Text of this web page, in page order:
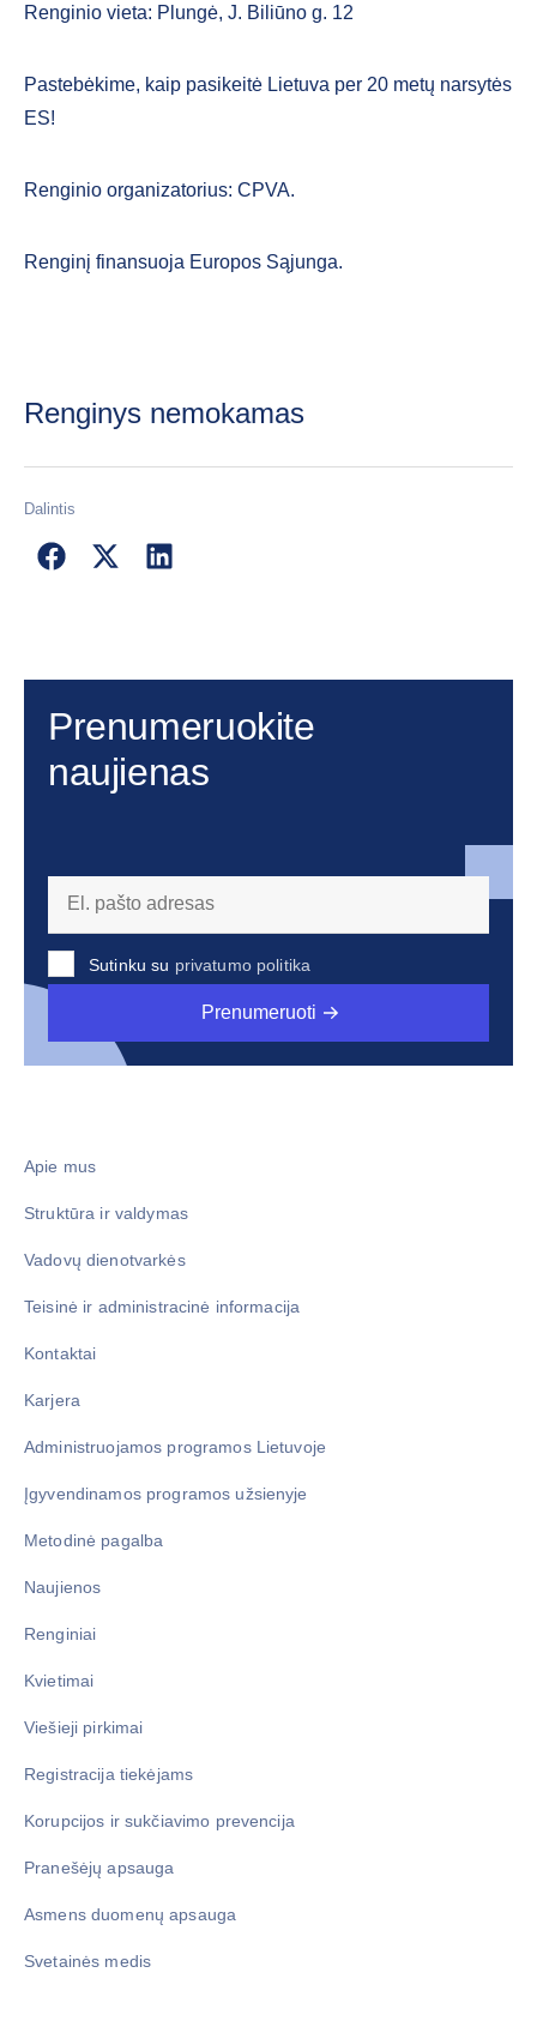
Renginio vieta: Plungė, J. Biliūno g. 12
Pastebėkime, kaip pasikeitė Lietuva per 20 metų narsytės
ES!
Renginio organizatorius: CPVA.
Renginį finansuoja Europos Sąjunga.
Renginys nemokamas
Dalintis
Prenumeruokite
naujienas
Sutinku su privatumo politika
Prenumeruoti
Apie mus
Struktūra ir valdymas
Vadovų dienotvarkės
Teisinė ir administracinė informacija
Kontaktai
Karjera
Administruojamos programos Lietuvoje
Įgyvendinamos programos užsienyje
Metodinė pagalba
Naujienos
Renginiai
Kvietimai
Viešieji pirkimai
Registracija tiekėjams
Korupcijos ir sukčiavimo prevencija
Pranešėjų apsauga
Asmens duomenų apsauga
Svetainės medis